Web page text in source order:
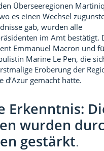
Überseeregionen
es einen Wechsel
gab, wurden alle
im Amt bestätigt.
Emmanuel Macron und
Marine Le Pen, die
Eroberung der
d’Azur gemacht hatte.
Erkenntnis:
wurden
gestärkt.